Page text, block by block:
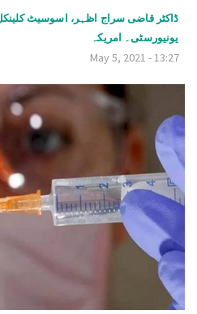
ڈاکٹر قاضی سراج اظہر، اسوسیٹ
یونیورسٹی۔ امریکہ
May 5, 2021 - 13:27